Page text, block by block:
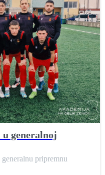
generalnoj
pripremnu